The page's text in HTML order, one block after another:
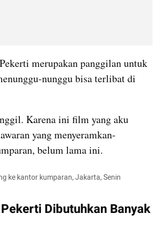
merupakan panggilan untuk
nunggu bisa terlibat di
Karena ini film yang aku
yang menyeramkan-
belum lama ini.
ke kantor kumparan, Jakarta, Senin
Dibutuhkan Banyak